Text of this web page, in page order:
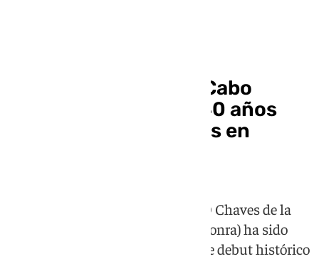
Vozinha, el héroe de Cabo
Verde: el portero de 40 años
que vale 50.000 euros en
El guardameta que juega en el GD Chaves de la
Segunda portuguesa (la Liga de Honra) ha sido
elegido el mejor del partido en este debut histórico